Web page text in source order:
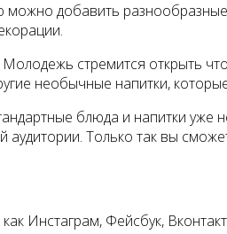
добавить
стремится открыть
необычные напитки,
блюда и напитки
Только так вы
Инстаграм, Фейсбук,